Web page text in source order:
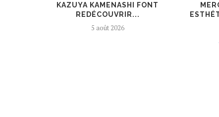
KAZUYA KAMENASHI FONT
REDÉCOUVRIR...
5 août 2026